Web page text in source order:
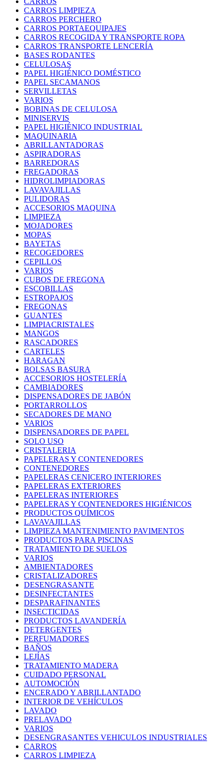
CARROS LIMPIEZA
CARROS PERCHERO
CARROS PORTAEQUIPAJES
CARROS RECOGIDA Y TRANSPORTE ROPA
CARROS TRANSPORTE LENCERÍA
BASES RODANTES
CELULOSAS
PAPEL HIGIÉNICO DOMÉSTICO
PAPEL SECAMANOS
SERVILLETAS
VARIOS
BOBINAS DE CELULOSA
MINISERVIS
PAPEL HIGIÉNICO INDUSTRIAL
MAQUINARIA
ABRILLANTADORAS
ASPIRADORAS
BARREDORAS
FREGADORAS
HIDROLIMPIADORAS
LAVAVAJILLAS
PULIDORAS
ACCESORIOS MAQUINA
LIMPIEZA
MOJADORES
MOPAS
BAYETAS
RECOGEDORES
CEPILLOS
VARIOS
CUBOS DE FREGONA
ESCOBILLAS
ESTROPAJOS
FREGONAS
GUANTES
LIMPIACRISTALES
MANGOS
RASCADORES
CARTELES
HARAGAN
BOLSAS BASURA
ACCESORIOS HOSTELERÍA
CAMBIADORES
DISPENSADORES DE JABÓN
PORTARROLLOS
SECADORES DE MANO
VARIOS
DISPENSADORES DE PAPEL
SOLO USO
CRISTALERIA
PAPELERAS Y CONTENEDORES
CONTENEDORES
PAPELERAS CENICERO INTERIORES
PAPELERAS EXTERIORES
PAPELERAS INTERIORES
PAPELERAS Y CONTENEDORES HIGIÉNICOS
PRODUCTOS QUÍMICOS
LAVAVAJILLAS
LIMPIEZA MANTENIMIENTO PAVIMENTOS
PRODUCTOS PARA PISCINAS
TRATAMIENTO DE SUELOS
VARIOS
AMBIENTADORES
CRISTALIZADORES
DESENGRASANTE
DESINFECTANTES
DESPARAFINANTES
INSECTICIDAS
PRODUCTOS LAVANDERÍA
DETERGENTES
PERFUMADORES
BAÑOS
LEJÍAS
TRATAMIENTO MADERA
CUIDADO PERSONAL
AUTOMOCIÓN
ENCERADO Y ABRILLANTADO
INTERIOR DE VEHÍCULOS
LAVADO
PRELAVADO
VARIOS
DESENGRASANTES VEHICULOS INDUSTRIALES
CARROS
CARROS LIMPIEZA